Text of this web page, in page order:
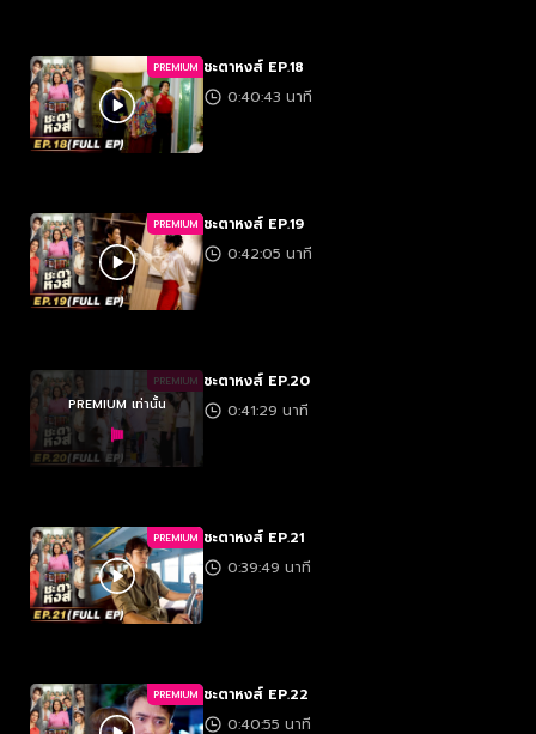
PREMIUM ชะตาหงส์ EP.18
0:40:43 นาที
PREMIUM ชะตาหงส์ EP.19
0:42:05 นาที
PREMIUM
PREMIUM เท่านั้น
ชะตาหงส์ EP.20
0:41:29 นาที
PREMIUM ชะตาหงส์ EP.21
0:39:49 นาที
PREMIUM ชะตาหงส์ EP.22
0:40:55 นาที